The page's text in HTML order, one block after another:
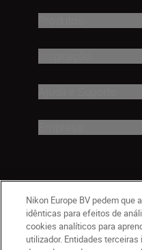
Nikon Europe BV pedem
idênticas para efeitos de
cookies analíticos para
utilizador. Entidades